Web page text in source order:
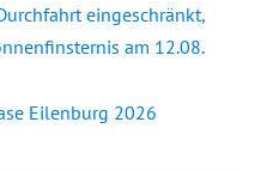
eingeschränkt,
am 12.08.
Eilenburg 2026